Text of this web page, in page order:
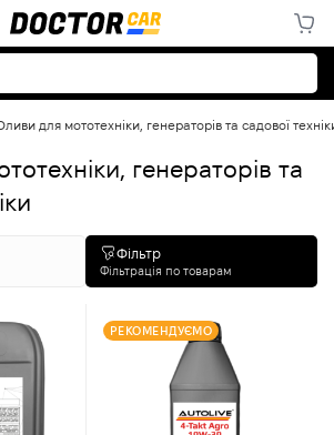
для мототехніки, генераторів та садової
генераторів та
Фільтр
Фільтрація по товарам
РЕКОМЕНДУЄМО